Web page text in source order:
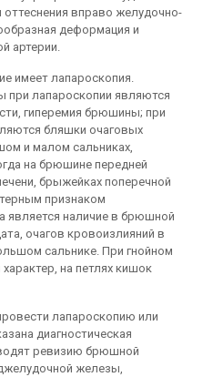
вправо желудочно-
деформация и
артерии.
имеет лапароскопия.
при лапароскопии являются
гиперемия брюшины; при
бляшки очаговых
и малом сальниках,
на брюшине передней
брыжейках поперечной
признаком
является наличие в брюшной
очагов кровоизлияний в
сальнике. При гнойном
на петлях кишок
лапароскопию или
диагностическая
ревизию брюшной
железы,